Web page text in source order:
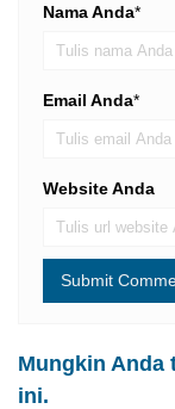
Nama Anda*
Email Anda*
Website Anda
Mungkin Anda
ini.